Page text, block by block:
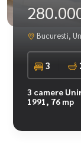
Bucuresti,
3
3 camere
1991, 76 mp